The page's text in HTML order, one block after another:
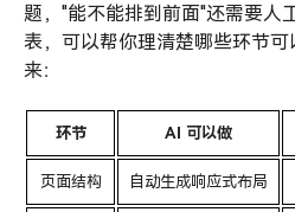
题，"能不能排到前面"还需要人
表，可以帮你理清楚哪些环节
来：
环节 AI 可以做
页面结构 自动生成响应式布局